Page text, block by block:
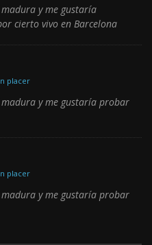
y me gustaría
cierto vivo en Barcelona
placer
y me gustaría probar
placer
y me gustaría probar